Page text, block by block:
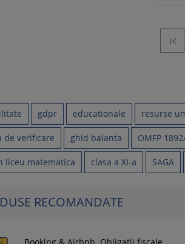

gdpr educationale resurse
de verificare ghid balanta OMFP
liceu matematica clasa a XI-a SAGA
RECOMANDATE